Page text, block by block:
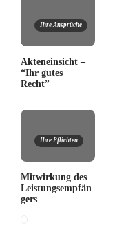
Ihre Ansprüche
Akteneinsicht –
“Ihr gutes
Recht”
Ihre Pflichten
Mitwirkung des
Leistungsempfän
gers